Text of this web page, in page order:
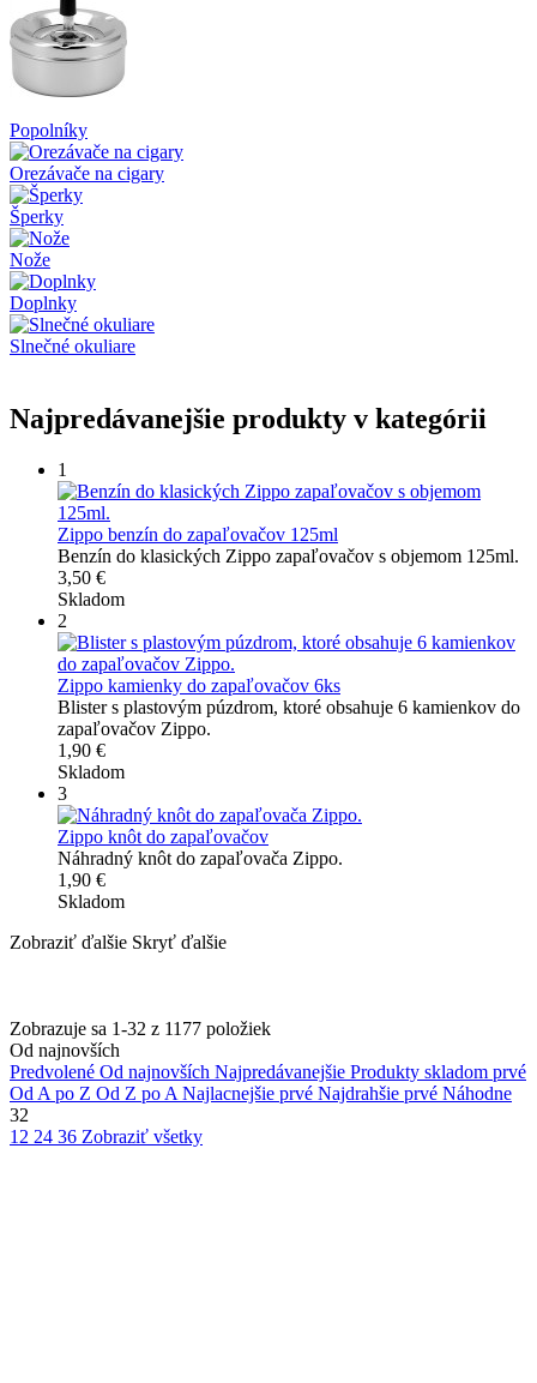
Popolníky
Orezávače na cigary
Šperky
Nože
Doplnky
Slnečné okuliare
Najpredávanejšie produkty v kategórii
1
Zippo benzín do zapaľovačov 125ml
Benzín do klasických Zippo zapaľovačov s objemom 125ml.
3,50 €
Skladom
2
Zippo kamienky do zapaľovačov 6ks
Blister s plastovým púzdrom, ktoré obsahuje 6 kamienkov do
zapaľovačov Zippo.
1,90 €
Skladom
3
Zippo knôt do zapaľovačov
Náhradný knôt do zapaľovača Zippo.
1,90 €
Skladom
Zobraziť ďalšie Skryť ďalšie
Zobrazuje sa 1-32 z 1177 položiek
Od najnovších
Predvolené Od najnovších Najpredávanejšie Produkty skladom prvé
Od A po Z Od Z po A Najlacnejšie prvé Najdrahšie prvé Náhodne
32
12 24 36 Zobraziť všetky